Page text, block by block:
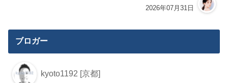
2026年07月31日
ブロガー
kyoto1192 [京都]